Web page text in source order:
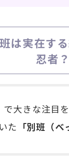
は実在す
忍者？
で大きな注目
た 「別班（べ